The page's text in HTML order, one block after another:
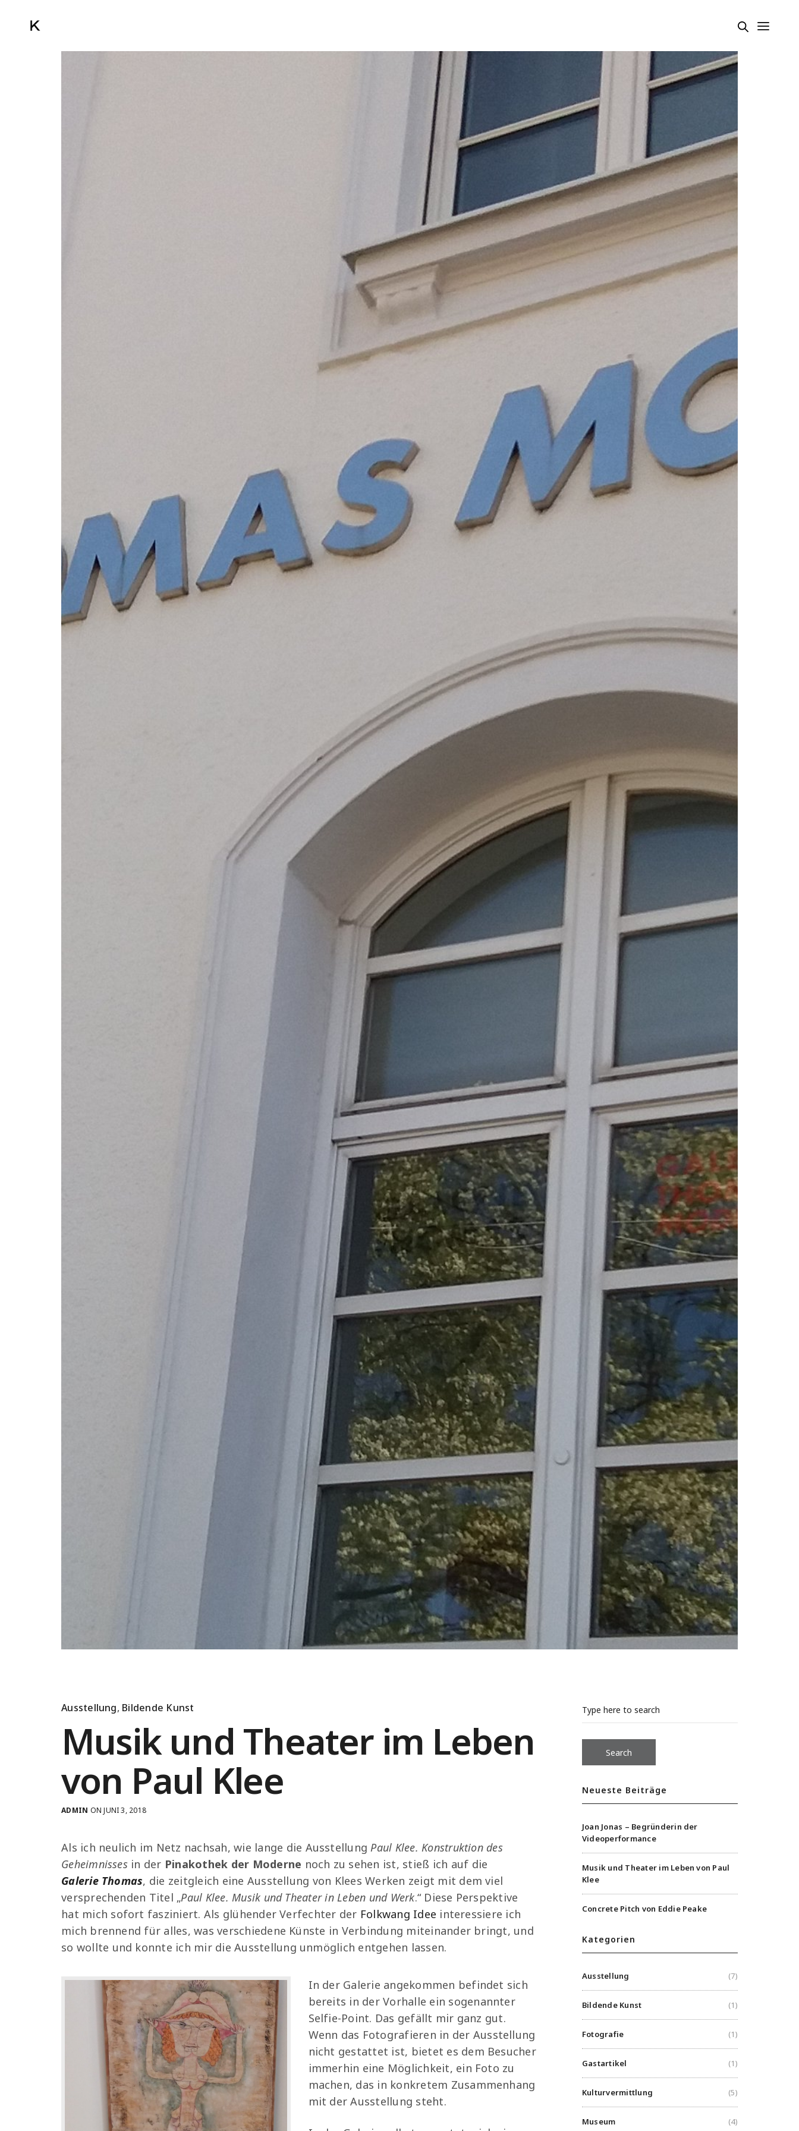
Ausstellung, Bildende Kunst
Musik und Theater im Leben
von Paul Klee
ADMIN ON JUNI 3, 2018
Als ich neulich im Netz nachsah, wie lange die AusstellungPaul Klee. Konstruktion des
Geheimnissesin der Pinakothek der Moderne noch zu sehen ist, stieß ich auf die
Galerie Thomas, die zeitgleich eine Ausstellung von Klees Werken zeigt mit dem viel
versprechenden Titel „Paul Klee. Musik und Theater in Leben und Werk.“ Diese Perspektive
hat mich sofort fasziniert. Als glühender Verfechter der Folkwang Idee interessiere ich
mich brennend für alles, was verschiedene Künste in Verbindung miteinander bringt, und
so wollte und konnte ich mir die Ausstellung unmöglich entgehen lassen.
In der Galerie angekommen befindet sich
bereits in der Vorhalle ein sogenannter
Selfie-Point. Das gefällt mir ganz gut.
Wenn das Fotografieren in der Ausstellung
nicht gestattet ist, bietet es dem Besucher
immerhin eine Möglichkeit, ein Foto zu
machen, das in konkretem Zusammenhang
mit der Ausstellung steht.
Neueste Beiträge
Joan Jonas – Begründerin der
Videoperformance
Musik und Theater im Leben von Paul
Klee
Concrete Pitch von Eddie Peake
Kategorien
Ausstellung (7)
Bildende Kunst (1)
Fotografie (1)
Gastartikel (1)
Kulturvermittlung (5)
Museum (4)